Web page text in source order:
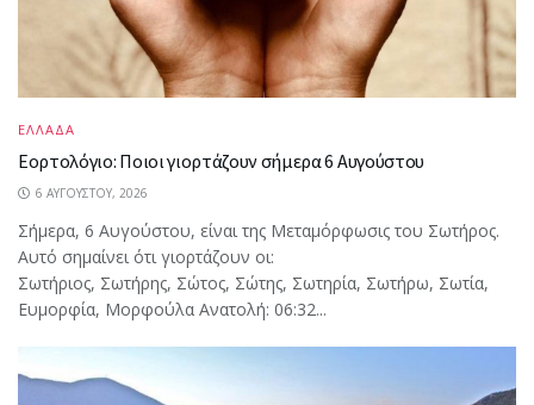
ΕΛΛΑΔΑ
Εορτολόγιο: Ποιοι γιορτάζουν σήμερα 6 Αυγούστου
6 ΑΥΓΟΎΣΤΟΥ, 2026
Σήμερα, 6 Αυγούστου, είναι της Μεταμόρφωσις του Σωτήρος.
Αυτό σημαίνει ότι γιορτάζουν οι:
Σωτήριος, Σωτήρης, Σώτος, Σώτης, Σωτηρία, Σωτήρω, Σωτία,
Ευμορφία, Μορφούλα Ανατολή: 06:32...